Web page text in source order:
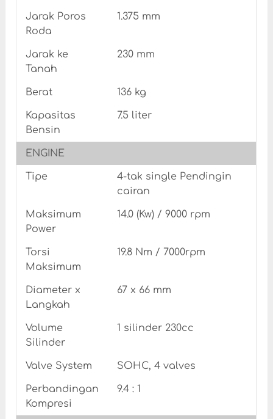
Jarak Poros
Roda
1.375 mm
Jarak ke
Tanah
230 mm
Berat 136 kg
Kapasitas
Bensin
7.5 liter
ENGINE
Tipe
4-tak single Pendingin
cairan
Maksimum
Power
14.0 (Kw) / 9000 rpm
Torsi
Maksimum
19.8 Nm / 7000rpm
Diameter x
Langkah
67 x 66 mm
Volume
Silinder
1 silinder 230cc
Valve System SOHC, 4 valves
Perbandingan
Kompresi
9.4 : 1